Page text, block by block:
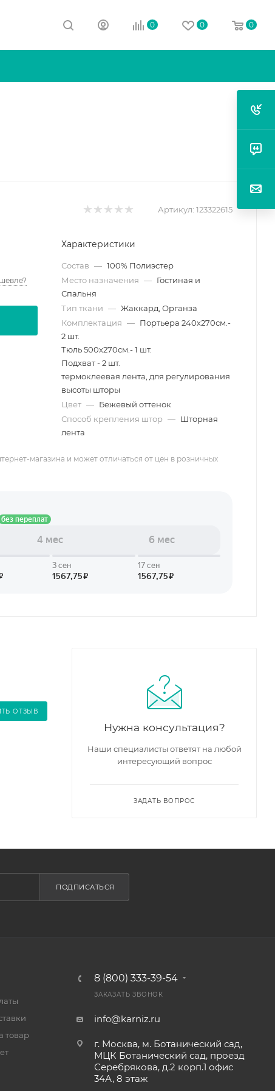
0 0 0
Артикул: 123322615
Характеристики
Состав — 100% Полиэстер
Место назначения — Гостиная и
Спальня
Тип ткани — Жаккард, Органза
Комплектация — Портьера 240х270см.-
2 шт.
Тюль 500х270см.- 1 шт.
Подхват - 2 шт.
термоклеевая лента, для регулирования
высоты шторы
Цвет — Бежевый оттенок
Способ крепления штор — Шторная
лента
магазина и может отличаться от цен в розничных
ОТЗЫВ
Нужна консультация?
Наши специалисты ответят на любой
интересующий вопрос
ЗАДАТЬ ВОПРОС
ПОДПИСАТЬСЯ
товар
8 (800) 333-39-54
ЗАКАЗАТЬ ЗВОНОК
info@karniz.ru
г. Москва, м. Ботанический сад,
МЦК Ботанический сад, проезд
Серебрякова, д.2 корп.1 офис
34А, 8 этаж